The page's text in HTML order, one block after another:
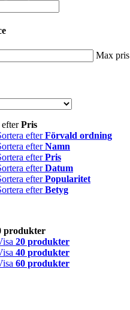
Max pris
efterPris
efterFörvald ordning
efterNamn
efterPris
efterDatum
efterPopularitet
efterBetyg
produkter
20 produkter
40 produkter
60 produkter